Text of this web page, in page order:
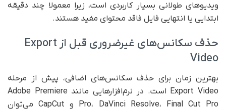
ویدیوهای طولانی بسیار کاربردی است، زیرا معمولا چند دقیقه
ابتدایی یا انتهایی فایل فاقد محتوای مفید هستند.
حذف سکانس‌های غیرضروری قبل از Export
Video
بهترین زمان برای حذف سکانس‌های اضافی، پیش از مرحله
Export Video است. در نرم‌افزارهایی مانند Adobe Premiere
Pro، DaVinci Resolve، Final Cut Pro و CapCut می‌توان